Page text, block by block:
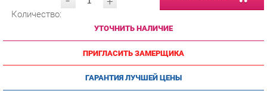
УТОЧНИТЬ НАЛИЧИЕ
ПРИГЛАСИТЬ ЗАМЕРЩИКА
ГАРАНТИЯ ЛУЧШЕЙ ЦЕНЫ
Доставкапог. Екатеринбурги до ТК -бесплатна.